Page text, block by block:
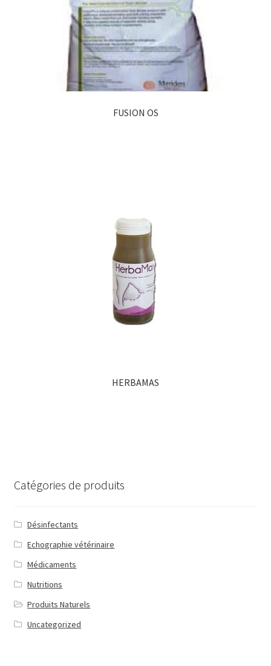
FUSION OS
HERBAMAS
Catégories de produits
Désinfectants
Echographie vétérinaire
Médicaments
Nutritions
Produits Naturels
Uncategorized